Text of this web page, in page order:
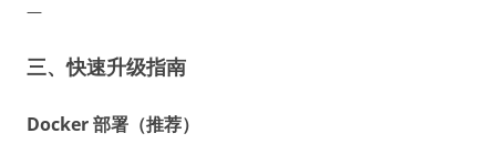
—
三、快速升级指南
Docker 部署（推荐）